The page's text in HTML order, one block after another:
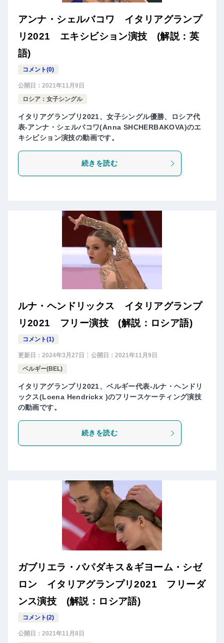
アンナ・シェルバコワ イタリアグランプ
リ2021 エキシビション演技 (解説：英
語)
コメント(0)
公開日： 2021年11月9日
ロシア：女子シングル
イタリアグランプリ2021、女子シングル優勝、ロシア代
表-アンナ・シェルバコワ(Anna SHCHERBAKOVA)のエ
キシビション演技の動画です。
続きを読む
ルナ・​ヘンドリックス イタリアグランプ
リ2021 フリー演技 (解説：ロシア語)
コメント(1)
更新日： 2024年3月27日 公開日： 2021年11月9日
ベルギー(BEL)
イタリアグランプリ2021、ベルギー代表-ルナ・​ヘンドリ
ックス(Loena Hendrickx )のフリースケーティング演技
の動画です。
続きを読む
ガブリエラ・パパダキス＆ギヨーム・シゼ
ロン イタリアグランプリ2021 フリーダ
ンス演技 (解説：ロシア語)
コメント(2)
公開日： 2021年11月8日